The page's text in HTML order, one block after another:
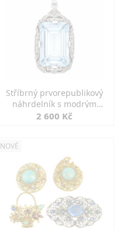
Stříbrný prvorepublikový
náhrdelník s modrým
spinelem
2 600 Kč
NOVÉ